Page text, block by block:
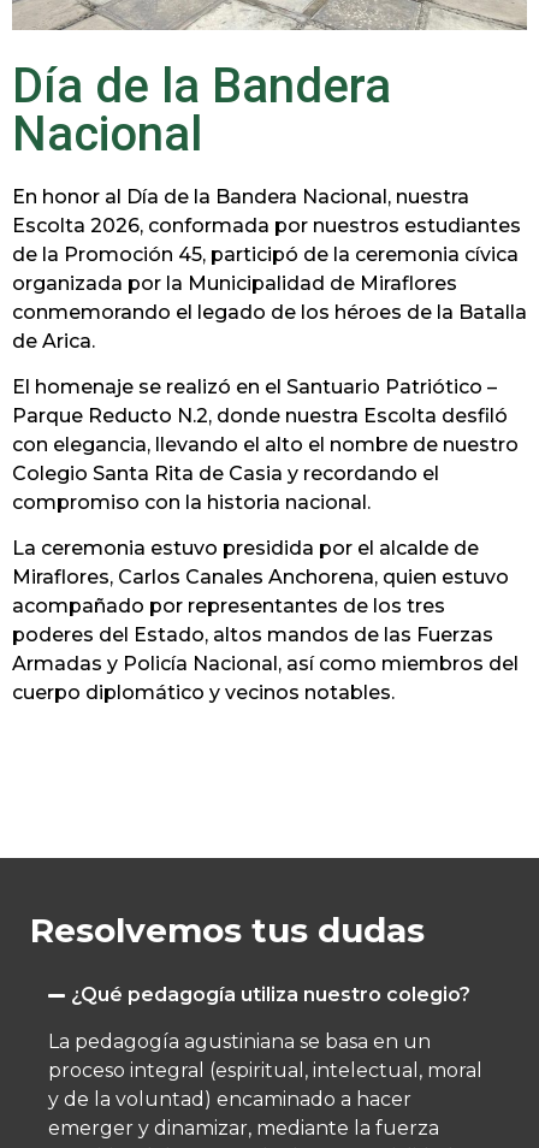
Día de la Bandera
Nacional
En honor al Día de la Bandera Nacional, nuestra
Escolta 2026, conformada por nuestros estudiantes
de la Promoción 45, participó de la ceremonia cívica
organizada por la Municipalidad de Miraflores
conmemorando el legado de los héroes de la Batalla
de Arica.
El homenaje se realizó en el Santuario Patriótico –
Parque Reducto N.2, donde nuestra Escolta desfiló
con elegancia, llevando el alto el nombre de nuestro
Colegio Santa Rita de Casia y recordando el
compromiso con la historia nacional.
​La ceremonia estuvo presidida por el alcalde de
Miraflores, Carlos Canales Anchorena, quien estuvo
acompañado por representantes de los tres
poderes del Estado, altos mandos de las Fuerzas
Armadas y Policía Nacional, así como miembros del
cuerpo diplomático y vecinos notables.
Resolvemos tus dudas
¿Qué pedagogía utiliza nuestro colegio?
La pedagogía agustiniana se basa en un
proceso integral (espiritual, intelectual, moral
y de la voluntad) encaminado a hacer
emerger y dinamizar, mediante la fuerza